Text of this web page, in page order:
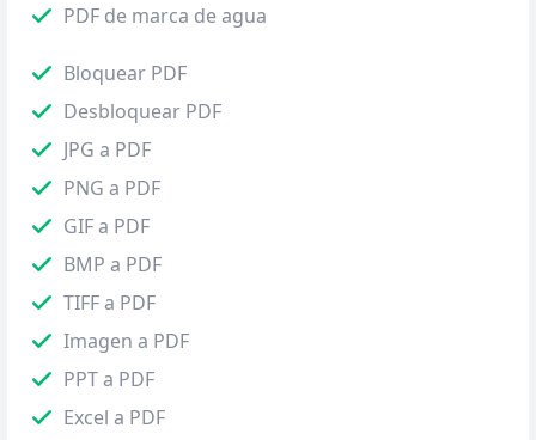
PDF de marca de agua
Bloquear PDF
Desbloquear PDF
JPG a PDF
PNG a PDF
GIF a PDF
BMP a PDF
TIFF a PDF
Imagen a PDF
PPT a PDF
Excel a PDF